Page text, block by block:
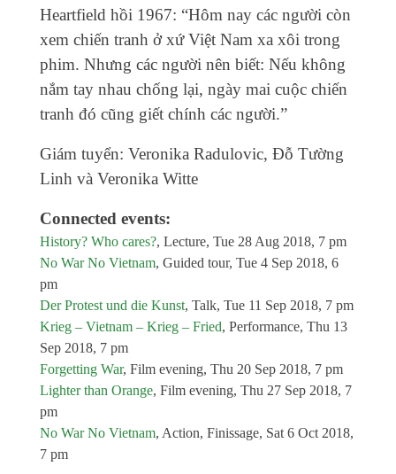
Heartfield hồi 1967: “Hôm nay các người còn
xem chiến tranh ở xứ Việt Nam xa xôi trong
phim. Nhưng các người nên biết: Nếu không
nắm tay nhau chống lại, ngày mai cuộc chiến
tranh đó cũng giết chính các người.”
Giám tuyển: Veronika Radulovic, Đỗ Tường
Linh và Veronika Witte
Connected events:
History? Who cares?, Lecture, Tue 28 Aug 2018, 7 pm
No War No Vietnam, Guided tour, Tue 4 Sep 2018, 6
pm
Der Protest und die Kunst, Talk, Tue 11 Sep 2018, 7 pm
Krieg – Vietnam – Krieg – Fried, Performance, Thu 13
Sep 2018, 7 pm
Forgetting War, Film evening, Thu 20 Sep 2018, 7 pm
Lighter than Orange, Film evening, Thu 27 Sep 2018, 7
pm
No War No Vietnam, Action, Finissage, Sat 6 Oct 2018,
7 pm